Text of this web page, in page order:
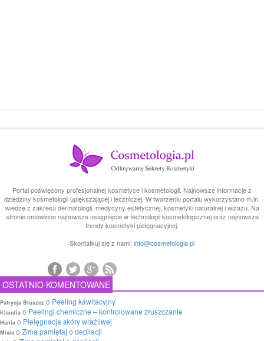
Portal poświęcony profesjonalnej kosmetyce i kosmetologii. Najnowsze informacje z
dziedziny kosmetologii upiększającej i leczniczej. W tworzeniu portalu wykorzystano m.in.
wiedzę z zakresu dermatologii, medycyny estetycznej, kosmetyki naturalnej i wizażu. Na
stronie omówiono najnowsze osiągnięcia w technologii kosmetologicznej oraz najnowsze
trendy kosmetyki pielęgnacyjnej.
Skontatkuj się z nami: info@cosmetologia.pl
OSTATNIO KOMENTOWANE
Patrycja Bluszcz o Peeling kawitacyjny
Klaudia o Peelingi chemiczne – kontrolowane złuszczanie
Hania o Pielęgnacja skóry wrażliwej
Misia o Zimą pamiętaj o depilacji